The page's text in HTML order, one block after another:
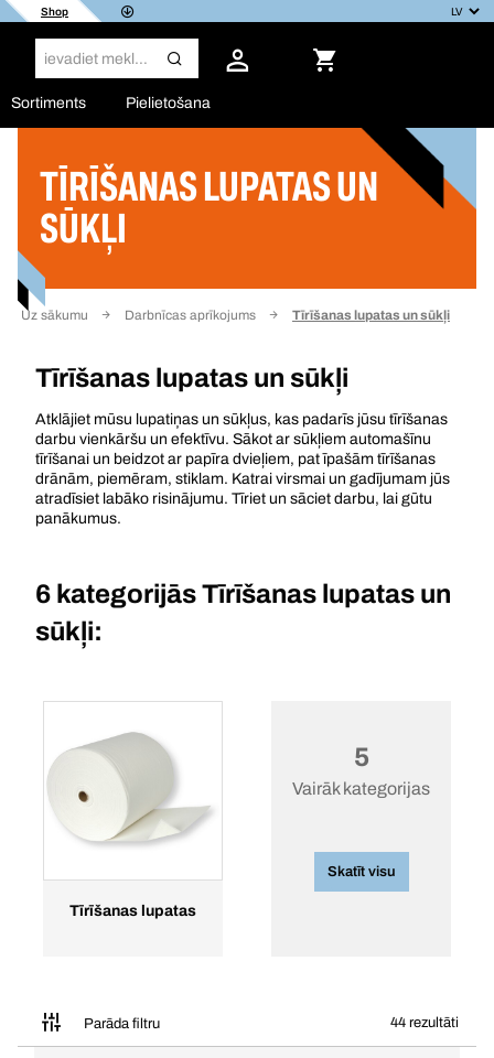
Shop
Sortiments Pielietošana
TĪRĪŠANAS LUPATAS UN
SŪKĻI
Uz sākumu Darbnīcas aprīkojums Tīrīšanas lupatas un sūkļi
Tīrīšanas lupatas un sūkļi
Atklājiet mūsu lupatiņas un sūkļus, kas padarīs jūsu tīrīšanas
darbu vienkāršu un efektīvu. Sākot ar sūkļiem automašīnu
tīrīšanai un beidzot ar papīra dvieļiem, pat īpašām tīrīšanas
drānām, piemēram, stiklam. Katrai virsmai un gadījumam jūs
atradīsiet labāko risinājumu. Tīriet un sāciet darbu, lai gūtu
panākumus.
6 kategorijāsTīrīšanas lupatas un
sūkļi:
Tīrīšanas lupatas
5
Vairāk kategorijas
Skatīt visu
Parāda filtru 44 rezultāti
Filtrs